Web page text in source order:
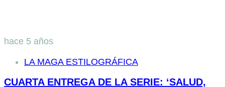
hace 5 años
LA MAGA ESTILOGRÁFICA
CUARTA ENTREGA DE LA SERIE: ‘SALUD,